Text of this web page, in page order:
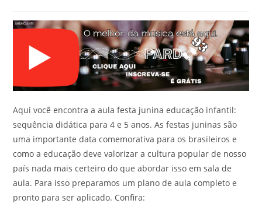
Aqui você encontra a aula festa junina educação infantil:
sequência didática para 4 e 5 anos. As festas juninas são
uma importante data comemorativa para os brasileiros e
como a educação deve valorizar a cultura popular de nosso
país nada mais certeiro do que abordar isso em sala de
aula. Para isso preparamos um plano de aula completo e
pronto para ser aplicado. Confira: